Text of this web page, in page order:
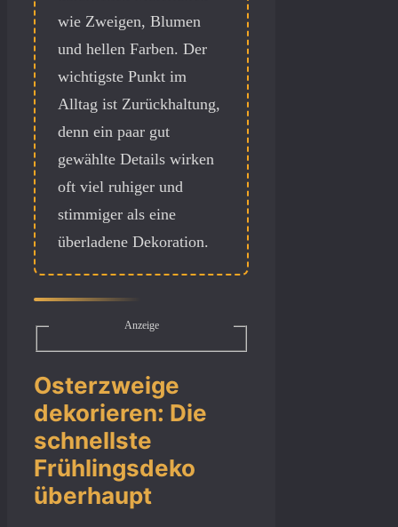
wie Zweigen, Blumen
und hellen Farben. Der
wichtigste Punkt im
Alltag ist Zurückhaltung,
denn ein paar gut
gewählte Details wirken
oft viel ruhiger und
stimmiger als eine
überladene Dekoration.
Anzeige
Osterzweige
dekorieren: Die
schnellste
Frühlingsdeko
überhaupt